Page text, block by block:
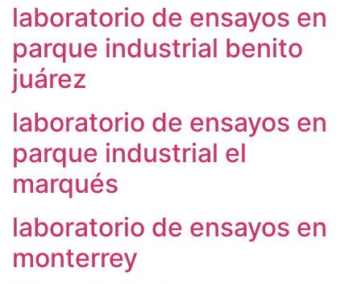
laboratorio de ensayos en
parque industrial benito
juárez
laboratorio de ensayos en
parque industrial el
marqués
laboratorio de ensayos en
monterrey